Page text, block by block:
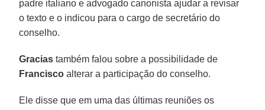
padre italiano e advogado canonista ajudar a revisar
o texto e o indicou para o cargo de secretário do
conselho.
Gracias também falou sobre a possibilidade de
Francisco alterar a participação do conselho.
Ele disse que em uma das últimas reuniões os